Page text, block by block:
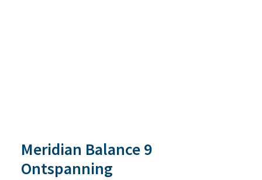
Meridian Balance 9
Ontspanning